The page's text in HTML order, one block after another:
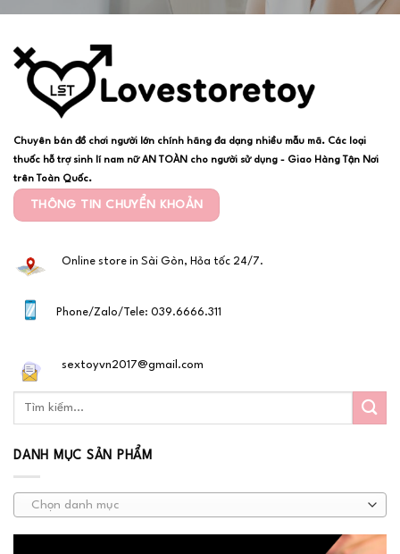
Chuyên bán đồ chơi người lớn chính hãng đa dạng nhiều mẫu mã. Các loại
thuốc hỗ trợ sinh lí nam nữ AN TOÀN cho người sử dụng - Giao Hàng Tận Nơi
trên Toàn Quốc.
THÔNG TIN CHUYỂN KHOẢN
Online store in Sài Gòn, Hỏa tốc 24/7.
Phone/Zalo/Tele: 039.6666.311
sextoyvn2017@gmail.com
DANH MỤC SẢN PHẨM
Chọn danh mục